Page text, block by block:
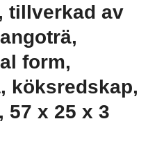
tillverkad av
form,
köksredskap,
57 x 25 x 3